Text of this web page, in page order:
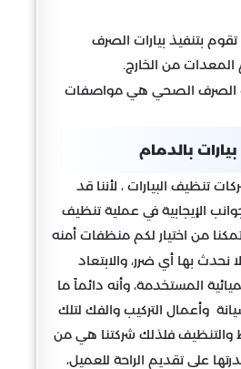
بتنفيذ بيارات الصرف
المعدات من الخارج.
الصرف الصحي هي مواصفات
بالدمام
تنظيف البيارات ، لأننا قد
الإيجابية في عملية تنظيف
من اختيار لكم منظفات أمنه
نحدث بها أي ضرر، والابتعاد
المستخدمة، وأنه دائماً ما
وأعمال التركيب والفك لتلك
والتنظيف فلذلك شركتنا هي من
على تقديم الراحة للعميل،